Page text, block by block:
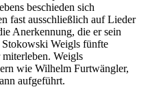
beschieden sich
fast ausschließlich auf Lieder
Anerkennung, die er sein
Stokowski Weigls fünfte
Weigls
wie Wilhelm Furtwängler,
aufgeführt.